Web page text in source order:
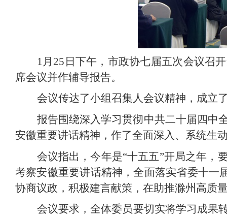
1月25日下午，市政协七届五次会议召
席会议并作辅导报告。
会议传达了小组召集人会议精神，成立
报告围绕深入学习贯彻中共二十届四中
安徽重要讲话精神，作了全面深入、系统生
会议指出，今年是“十五五”开局之年，
考察安徽重要讲话精神，全面落实省委十一
协商议政，积极建言献策，在助推滁州高质
会议要求，全体委员要切实将学习成果